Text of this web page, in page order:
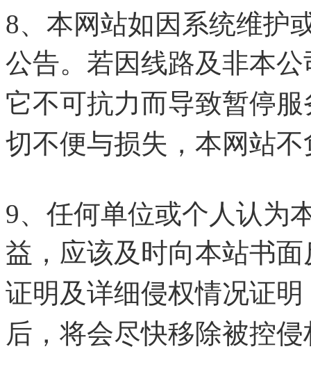
8、本网站如因系统维护
公告。若因线路及非本
它不可抗力而导致暂停
切不便与损失，本网站
9、任何单位或个人认为
益，应该及时向本站书
证明及详细侵权情况证
后，将会尽快移除被控